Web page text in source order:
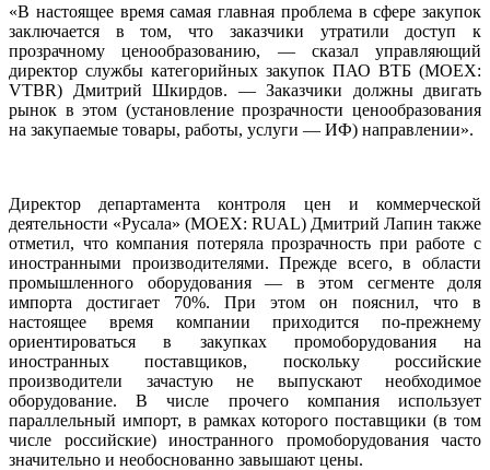
«В настоящее время самая главная проблема в сфере закупок
заключается в том, что заказчики утратили доступ к
прозрачному ценообразованию, — сказал управляющий
директор службы категорийных закупок ПАО ВТБ (MOEX:
VTBR) Дмитрий Шкирдов. — Заказчики должны двигать
рынок в этом (установление прозрачности ценообразования
на закупаемые товары, работы, услуги — ИФ) направлении».
Директор департамента контроля цен и коммерческой
деятельности «Русала» (MOEX: RUAL) Дмитрий Лапин также
отметил, что компания потеряла прозрачность при работе с
иностранными производителями. Прежде всего, в области
промышленного оборудования — в этом сегменте доля
импорта достигает 70%. При этом он пояснил, что в
настоящее время компании приходится по-прежнему
ориентироваться в закупках промоборудования на
иностранных поставщиков, поскольку российские
производители зачастую не выпускают необходимое
оборудование. В числе прочего компания использует
параллельный импорт, в рамках которого поставщики (в том
числе российские) иностранного промоборудования часто
значительно и необоснованно завышают цены.